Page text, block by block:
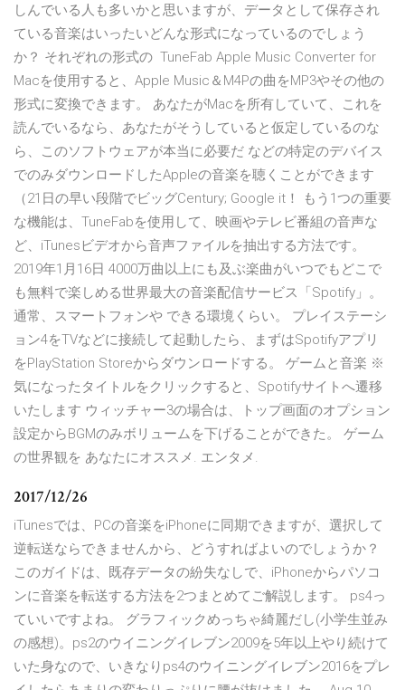
しんでいる人も多いかと思いますが、データとして保存され
ている音楽はいったいどんな形式になっているのでしょう
か？ それぞれの形式の TuneFab Apple Music Converter for
Macを使用すると、Apple Music＆M4Pの曲をMP3やその他の
形式に変換できます。 あなたがMacを所有していて、これを
読んでいるなら、あなたがそうしていると仮定しているのな
ら、このソフトウェアが本当に必要だ などの特定のデバイス
でのみダウンロードしたAppleの音楽を聴くことができます
（21日の早い段階でビッグCentury; Google it！ もう1つの重要
な機能は、TuneFabを使用して、映画やテレビ番組の音声な
ど、iTunesビデオから音声ファイルを抽出する方法です。
2019年1月16日 4000万曲以上にも及ぶ楽曲がいつでもどこで
も無料で楽しめる世界最大の音楽配信サービス「Spotify」。
通常、スマートフォンや できる環境くらい。 プレイステーシ
ョン4をTVなどに接続して起動したら、まずはSpotifyアプリ
をPlayStation Storeからダウンロードする。 ゲームと音楽 ※
気になったタイトルをクリックすると、Spotifyサイトへ遷移
いたします ウィッチャー3の場合は、トップ画面のオプション
設定からBGMのみボリュームを下げることができた。 ゲーム
の世界観を あなたにオススメ. エンタメ.
2017/12/26
iTunesでは、PCの音楽をiPhoneに同期できますが、選択して
逆転送ならできませんから、どうすればよいのでしょうか？
このガイドは、既存データの紛失なしで、iPhoneからパソコ
ンに音楽を転送する方法を2つまとめてご解説します。 ps4っ
ていいですよね。 グラフィックめっちゃ綺麗だし(小学生並み
の感想)。ps2のウイニングイレブン2009を5年以上やり続けて
いた身なので、いきなりps4のウイニングイレブン2016をプレ